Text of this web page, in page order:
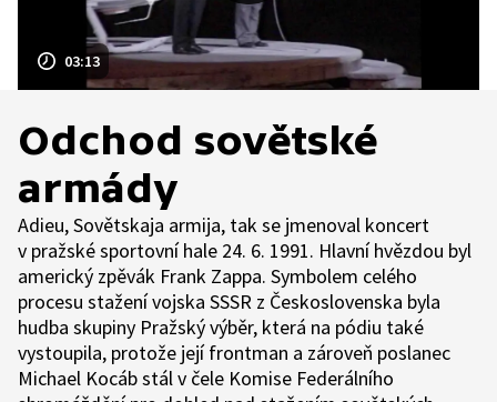
03:13
Odchod sovětské
armády
Adieu, Sovětskaja armija, tak se jmenoval koncert
v pražské sportovní hale 24. 6. 1991. Hlavní hvězdou byl
americký zpěvák Frank Zappa. Symbolem celého
procesu stažení vojska SSSR z Československa byla
hudba skupiny Pražský výběr, která na pódiu také
vystoupila, protože její frontman a zároveň poslanec
Michael Kocáb stál v čele Komise Federálního